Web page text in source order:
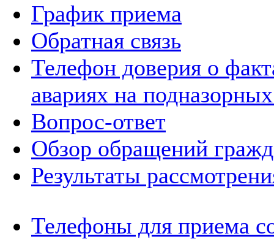
График приема
Обратная связь
Телефон доверия о
авариях на
Вопрос-ответ
Обзор обращений
Результаты
Телефоны для приема